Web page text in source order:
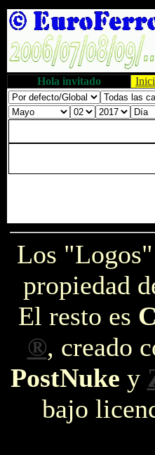
Hola invitado
Los
propiedad
El resto es
®, creado
PostNuke y
bajo